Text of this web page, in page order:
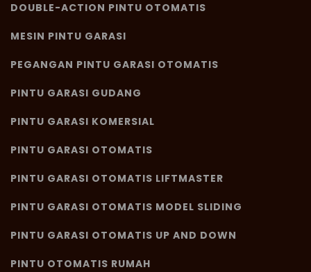
DOUBLE-ACTION PINTU OTOMATIS
MESIN PINTU GARASI
PEGANGAN PINTU GARASI OTOMATIS
PINTU GARASI GUDANG
PINTU GARASI KOMERSIAL
PINTU GARASI OTOMATIS
PINTU GARASI OTOMATIS LIFTMASTER
PINTU GARASI OTOMATIS MODEL SLIDING
PINTU GARASI OTOMATIS UP AND DOWN
PINTU OTOMATIS RUMAH